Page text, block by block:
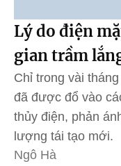
Lý do điện
gian trầm
Chỉ trong vài
đã được đổ vào
thủy điện, phản
lượng tái tạo mới.
Ngô Hà